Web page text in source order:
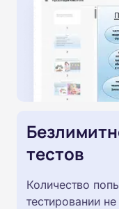
тестов
Количество
тестировании